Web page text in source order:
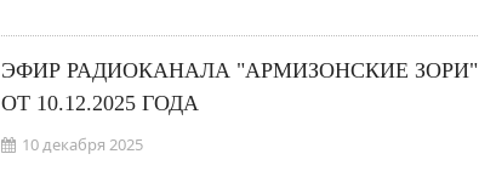
ЭФИР РАДИОКАНАЛА "АРМИЗОНСКИЕ ЗОРИ"
ОТ 10.12.2025 ГОДА
10 декабря 2025